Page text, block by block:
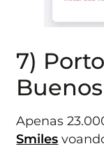
7)
Apenas
Smiles